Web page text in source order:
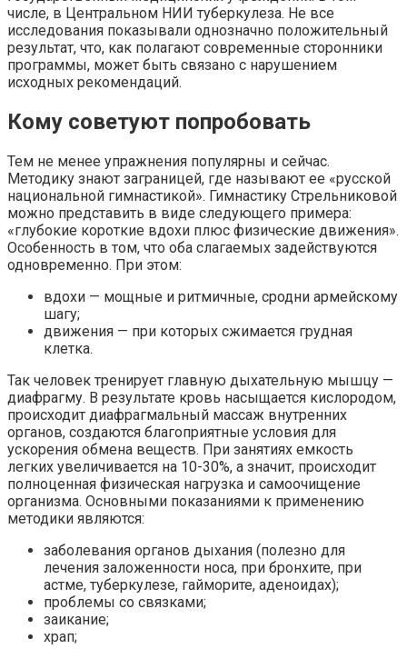
числе, в Центральном НИИ туберкулеза. Не все
исследования показывали однозначно положительный
результат, что, как полагают современные сторонники
программы, может быть связано с нарушением
исходных рекомендаций.
Кому советуют попробовать
Тем не менее упражнения популярны и сейчас.
Методику знают заграницей, где называют ее «русской
национальной гимнастикой». Гимнастику Стрельниковой
можно представить в виде следующего примера:
«глубокие короткие вдохи плюс физические движения».
Особенность в том, что оба слагаемых задействуются
одновременно. При этом:
вдохи — мощные и ритмичные, сродни армейскому
шагу;
движения — при которых сжимается грудная
клетка.
Так человек тренирует главную дыхательную мышцу —
диафрагму. В результате кровь насыщается кислородом,
происходит диафрагмальный массаж внутренних
органов, создаются благоприятные условия для
ускорения обмена веществ. При занятиях емкость
легких увеличивается на 10-30%, а значит, происходит
полноценная физическая нагрузка и самоочищение
организма. Основными показаниями к применению
методики являются:
заболевания органов дыхания (полезно для
лечения заложенности носа, при бронхите, при
астме, туберкулезе, гайморите, аденоидах);
проблемы со связками;
заикание;
храп;